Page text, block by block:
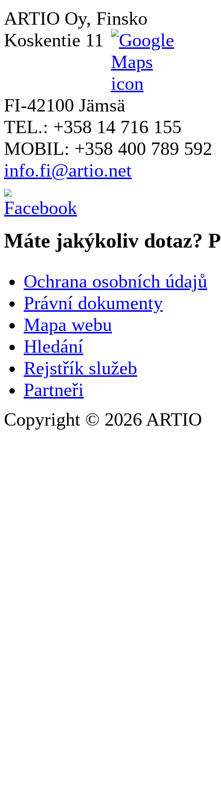
ARTIO Oy, Finsko
Koskentie 11
FI-42100 Jämsä
TEL.: +358 14 716 155
MOBIL: +358 400 789 592
info.fi@artio.net
Máte jakýkoliv dotaz?
SPOLEČNOST / ORGANIZACE
E-MAILOVÁ ADRESA
TELEFON
Ochrana osobních údajů
Právní dokumenty
Mapa webu
Hledání
Rejstřík služeb
Partneři
Copyright © 2026 ARTIO